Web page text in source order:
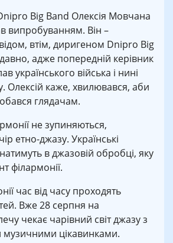
Big Band Олексія Мовчана
випробуванням. Він –
втім, диригеном Dnipro Big
адже попередній керівник
українського війська і нині
Олексій каже, хвилювався, аби
глядачам.
не зупиняються,
етно-джазу. Українські
в джазовій обробці, яку
філармонії.
час від часу проходять
Вже 28 серпня на
чекає чарівний світ джазу з
музичними цікавинками.